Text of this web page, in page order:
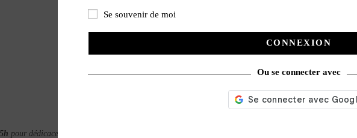
pour dédicacer son ouvrage : Le Touquet – 50 ans
Se souvenir de moi
CONNEXION
Ou se connecter avec